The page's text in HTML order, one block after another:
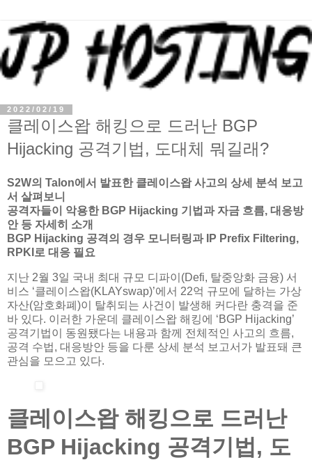
2022/02/19
클레이스왑 해킹으로 드러난 BGP
Hijacking 공격기법, 도대체 뭐길래?
S2W의 Talon에서 발표한 클레이스왑 사고의 상세 분석 보고
서 살펴보니
공격자들이 악용한 BGP Hijacking 기법과 자금 흐름, 대응방
안 등 자세히 소개
BGP Hijacking 공격의 경우 모니터링과 IP Prefix Filtering,
RPKI로 대응 필요
지난 2월 3일 국내 최대 규모 디파이(Defi, 탈중앙화 금융) 서
비스 ‘클레이스왑(KLAYswap)’에서 22억 규모에 달하는 가상
자산(암호화폐)이 탈취되는 사건이 발생해 커다란 충격을 준
바 있다. 이러한 가운데 클레이스왑 해킹에 ‘BGP Hijacking’
공격기법이 동원됐다는 내용과 함께 전체적인 사고의 흐름,
공격 수법, 대응방안 등을 다룬 상세 분석 보고서가 발표돼 큰
관심을 모으고 있다.
클레이스왑 해킹으로 드러난
BGP Hijacking 공격기법, 도